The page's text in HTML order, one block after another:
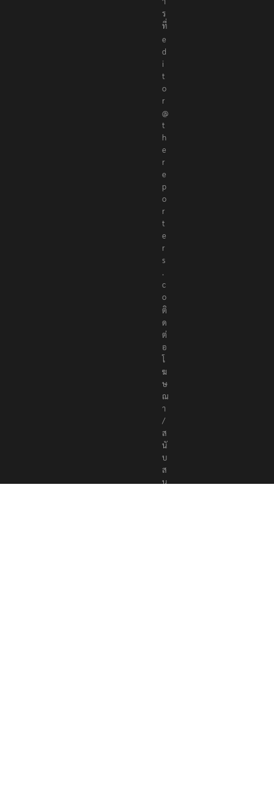
ร
ที่
e
d
i
t
o
r
@
t
h
e
r
e
p
o
r
t
e
r
s
.
c
o
ติ
ด
ต่
อ
โ
ฆ
ษ
ณ
า
/
ส
นั
บ
ส
นุ